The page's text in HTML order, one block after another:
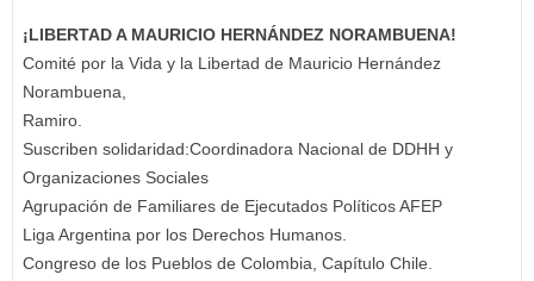
¡LIBERTAD A MAURICIO HERNÁNDEZ NORAMBUENA!
Comité por la Vida y la Libertad de Mauricio Hernández
Norambuena,
Ramiro.
Suscriben solidaridad:Coordinadora Nacional de DDHH y
Organizaciones Sociales
Agrupación de Familiares de Ejecutados Políticos AFEP
Liga Argentina por los Derechos Humanos.
Congreso de los Pueblos de Colombia, Capítulo Chile.